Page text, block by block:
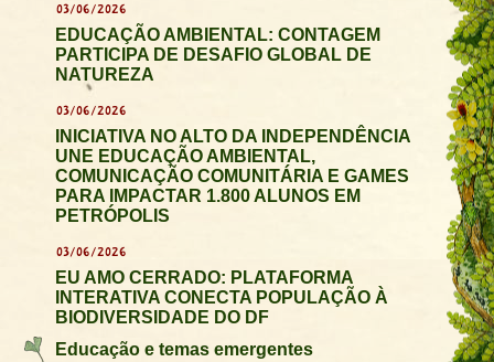
03/06/2026
EDUCAÇÃO AMBIENTAL: CONTAGEM
PARTICIPA DE DESAFIO GLOBAL DE
NATUREZA
03/06/2026
INICIATIVA NO ALTO DA INDEPENDÊNCIA
UNE EDUCAÇÃO AMBIENTAL,
COMUNICAÇÃO COMUNITÁRIA E GAMES
PARA IMPACTAR 1.800 ALUNOS EM
PETRÓPOLIS
03/06/2026
EU AMO CERRADO: PLATAFORMA
INTERATIVA CONECTA POPULAÇÃO À
BIODIVERSIDADE DO DF
Educação e temas emergentes